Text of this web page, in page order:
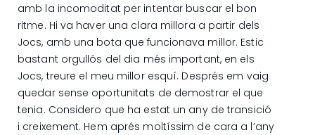
amb la incomoditat per intentar buscar el bon
ritme. Hi va haver una clara millora a partir dels
Jocs, amb una bota que funcionava millor. Estic
bastant orgullós del dia més important, en els
Jocs, treure el meu millor esquí. Després em vaig
quedar sense oportunitats de demostrar el que
tenia. Considero que ha estat un any de transició
i creixement. Hem aprés moltíssim de cara a l’any